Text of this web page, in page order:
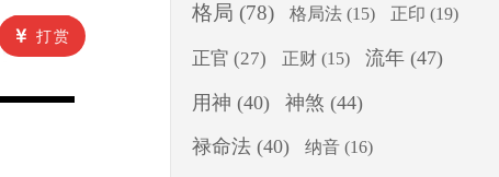
打赏
格局 (78) 格局法 (15) 正印 (19)
正官 (27) 正财 (15) 流年 (47)
用神 (40) 神煞 (44)
禄命法 (40) 纳音 (16)